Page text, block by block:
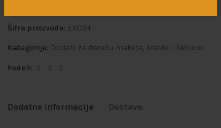
Šifra proizvoda: EX034
Kategorije: Dodaci za doradu maketa, Maske i šabloni
Podeli:
Dodatne informacije Dostava